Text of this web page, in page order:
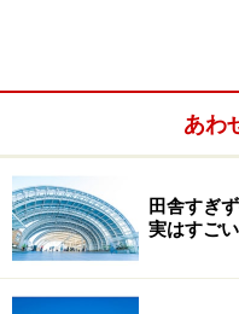
お迎えは、必ず
家族の死……。長い闘病
たり、不慮の事故であ
合でも、しばらくは悲
あわ
田舎すぎ
実はすご